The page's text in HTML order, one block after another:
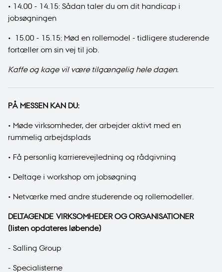
• 14.00 - 14.15: Sådan taler du om dit handicap i
jobsøgningen
• 15.00 - 15.15: Mød en rollemodel - tidligere studerende
fortæller om sin vej til job.
Kaffe og kage vil være tilgængelig hele dagen.
PÅ MESSEN KAN DU:
• Møde virksomheder, der arbejder aktivt med en
rummelig arbejdsplads
• Få personlig karrierevejledning og rådgivning
• Deltage i workshop om jobsøgning
• Netværke med andre studerende og rollemodeller.
DELTAGENDE VIRKSOMHEDER OG ORGANISATIONER
(listen opdateres løbende)
- Salling Group
- Specialisterne